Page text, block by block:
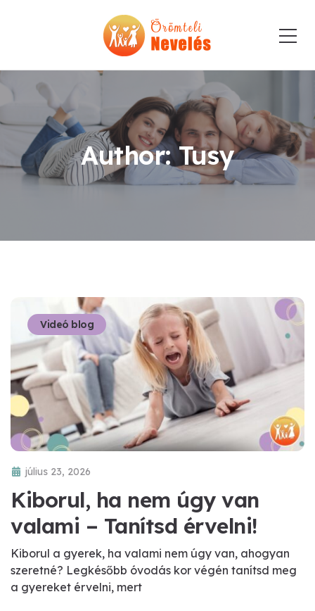
Author: Tusy
Videó blog
július 23, 2026
Kiborul, ha nem úgy van
valami – Tanítsd érvelni!
Kiborul a gyerek, ha valami nem úgy van, ahogyan
szeretné? Legkésőbb óvodás kor végén tanítsd meg
a gyereket érvelni, mert